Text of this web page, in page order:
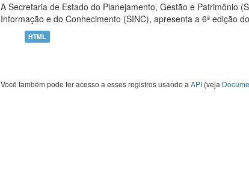
A Secretaria de Estado do Planejamento, Gestão e Patrimônio
Informação e do Conhecimento (SINC), apresenta a 6ª edição
HTML
Você também pode ter acesso a esses registros usando a API (veja